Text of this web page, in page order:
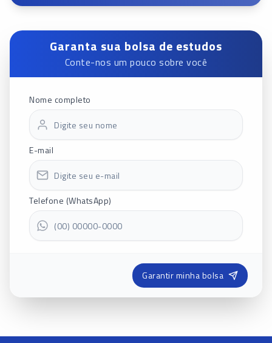
Garanta sua bolsa de estudos
Conte-nos um pouco sobre você
Nome completo
E-mail
Telefone (WhatsApp)
Garantir minha bolsa